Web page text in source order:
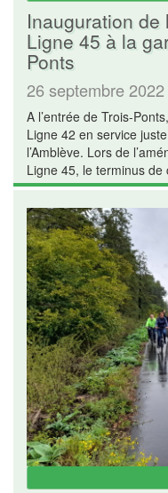
Inauguration de
Ligne 45 à la
Ponts
26 septembre 2022
A l’entrée de Trois-
Ligne 42 en service
l’Amblève. Lors de
Ligne 45, le terminus de